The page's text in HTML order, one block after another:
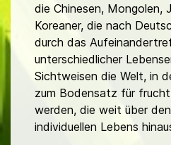
die Chinesen, Mongolen,
Koreaner, die nach
durch das
unterschiedlicher
Sichtweisen die Welt, in
zum Bodensatz für
werden, die weit über
individuellen Lebens